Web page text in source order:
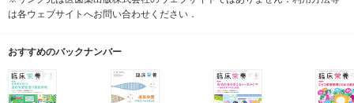
は各ウェブサイトへお問い合わせください．
おすすめのバックナンバー